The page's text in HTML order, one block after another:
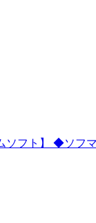
ソフト】 ◆ソフ